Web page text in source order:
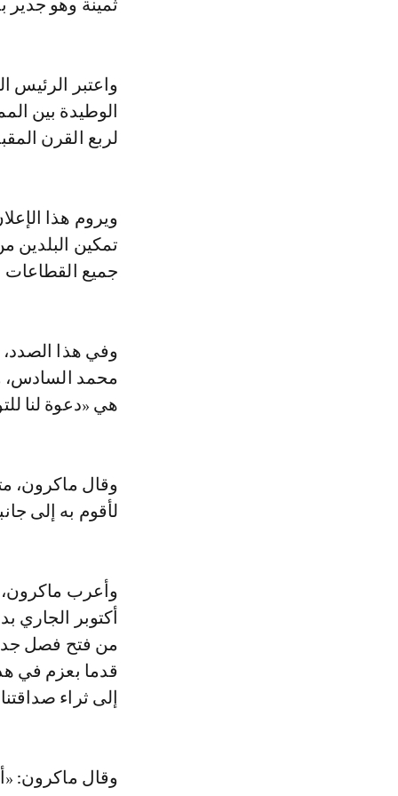
ثمينة وهو جدير
واعتبر الرئيس
الوطيدة بين
لربع القرن
ويروم هذا
تمكين البلدين
جميع القطاعات
وفي هذا
هي «دعوة لنا
وقال ماكرون،
لأقوم به إلى
أكتوبر الجاري
من فتح فصل
قدما بعزم في
إلى ثراء
وقال ماكرون: